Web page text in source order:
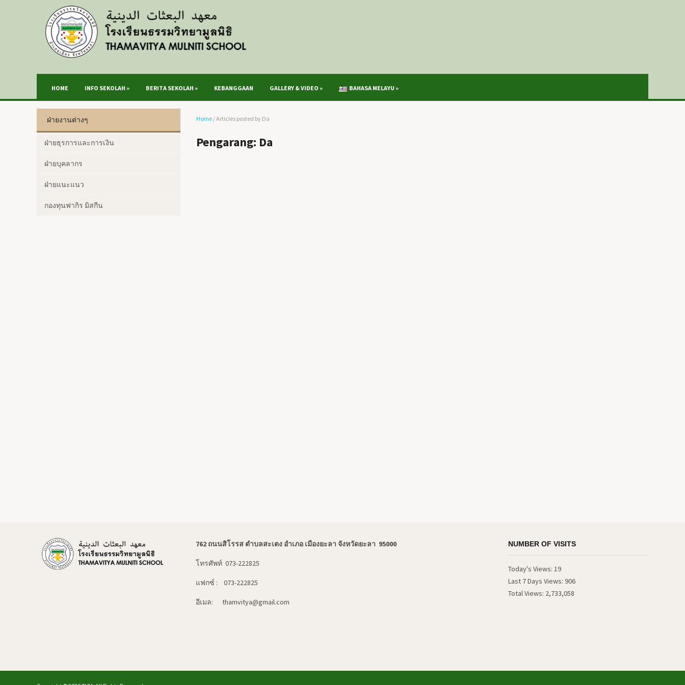
HOME INFO SEKOLAH » BERITA SEKOLAH » KEBANGGAAN GALLERY & VIDEO » BAHASA MELAYU »
Home /Articles posted by Da
Pengarang: Da
ฝ่ายงานต่างๆ
ฝ่ายธุรการและการเงิน
ฝ่ายบุคลากร
ฝ่ายแนะแนว
กองทุนฟากิร มิสกีน
762 ถนนสิโรรส ตำบลสะเตง อำเภอ เมืองยะลา จังหวัดยะลา 95000
โทรศัพท์ 073-222825
แฟกซ์ : 073-222825
อีเมล: thamvitya@gmail.com
NUMBER OF VISITS
Today's Views: 19
Last 7 Days Views: 906
Total Views: 2,733,058